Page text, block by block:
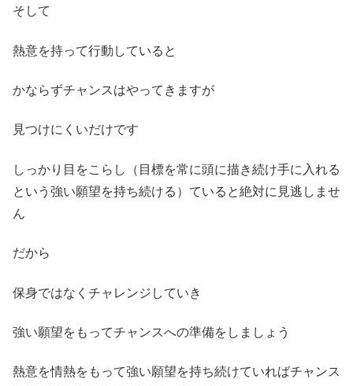
そして
熱意を持って行動していると
かならずチャンスはやってきますが
見つけにくいだけです
しっかり目をこらし（目標を常に頭に描き続け手に入れる
という強い願望を持ち続ける）ていると絶対に見逃しませ
ん
だから
保身ではなくチャレンジしていき
強い願望をもってチャンスへの準備をしましょう
熱意を情熱をもって強い願望を持ち続けていればチャンス